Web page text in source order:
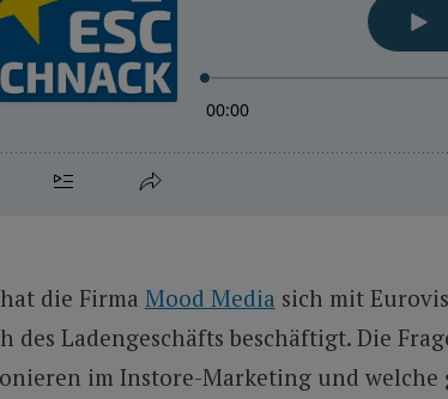
die Firma Mood Media sich mit
des Ladengeschäfts beschäftigt. Die
im Instore-Marketing und welche